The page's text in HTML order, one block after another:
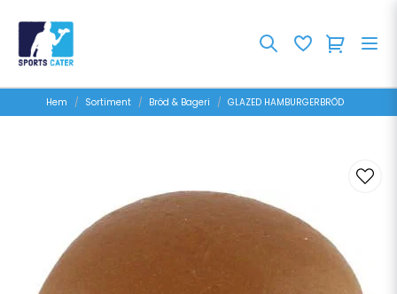
Hem Sortiment Bröd & Bageri GLAZED HAMBURGERBRÖD